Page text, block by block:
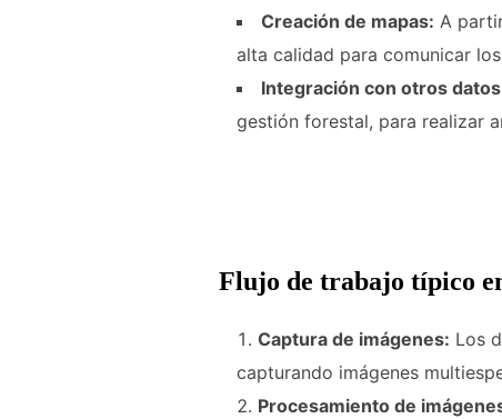
Creación de mapas: A
alta calidad para comunicar
Integración con otros
gestión forestal, para realizar
Flujo de trabajo típico
Captura de imágenes: Los
capturando imágenes
Procesamiento de